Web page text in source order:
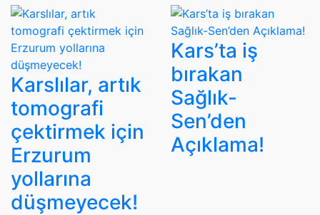
Karslılar, artık
tomografi
çektirmek için
Erzurum
yollarına
düşmeyecek!
Kars’ta iş
bırakan
Sağlık-
Sen’den
Açıklama!